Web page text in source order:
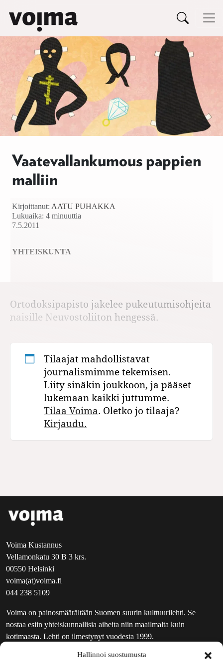
Hallinnoi suostumusta
Siirry sisältöön
Päävalikko
Vaatevallankumous pappien
malliin
7.5.2011
Kirjoittanut: AATU PUHAKKA
Lukuaika: 4 minuuttia
YHTEISKUNTA
Ortodoksipapisto jakelee pukeutumisohjeita
naisille Neuvostoliiton hengessä.
Tilaajat mahdollistavat
journalismimme tekemisen.
Liity sinäkin joukkoon, ja pääset
lukemaan kaikki juttumme.
Tilaa Voima. Oletko jo tilaaja?
Kirjaudu.
Voima Kustannus
Vellamonkatu 30 B 3 krs.
00550 Helsinki
voima(at)voima.fi
044 238 5109
Voima on painosmäärältään Suomen suurin kulttuurilehti. Se
nostaa esiin yhteiskunnallisia aiheita niin maailmalta kuin
kotimaasta. Lehti on ilmestynyt vuodesta 1999.